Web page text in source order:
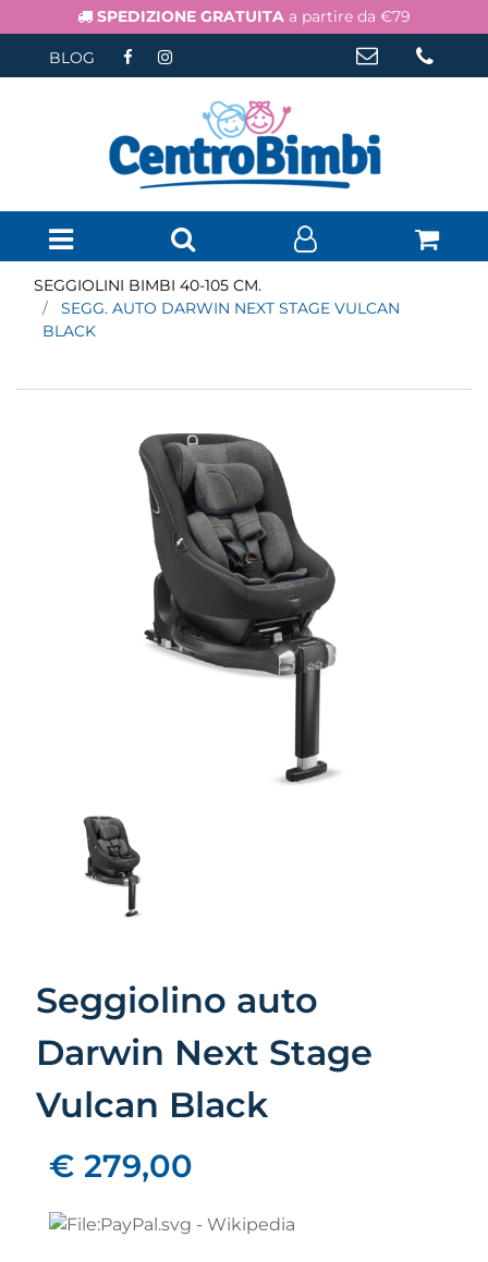
SPEDIZIONE GRATUITA a partire da €79
BLOG
Open menu
SEGGIOLINI BIMBI 40-105 CM.
SEGG. AUTO DARWIN NEXT STAGE VULCAN
BLACK
Seggiolino auto
Darwin Next Stage
Vulcan Black
€ 279,00